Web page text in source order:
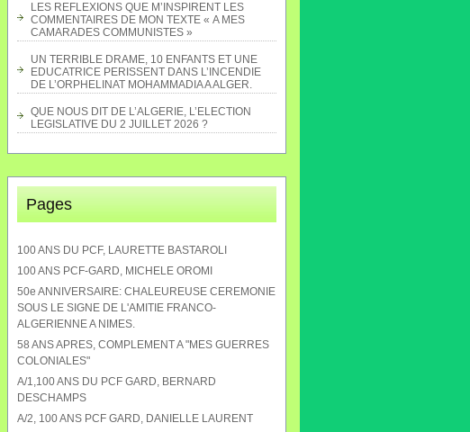
LES REFLEXIONS QUE M’INSPIRENT LES
COMMENTAIRES DE MON TEXTE « A MES
CAMARADES COMMUNISTES »
UN TERRIBLE DRAME, 10 ENFANTS ET UNE
EDUCATRICE PERISSENT DANS L’INCENDIE
DE L’ORPHELINAT MOHAMMADIA A ALGER.
QUE NOUS DIT DE L’ALGERIE, L’ELECTION
LEGISLATIVE DU 2 JUILLET 2026 ?
Pages
100 ANS DU PCF, LAURETTE BASTAROLI
100 ANS PCF-GARD, MICHELE OROMI
50e ANNIVERSAIRE: CHALEUREUSE CEREMONIE
SOUS LE SIGNE DE L'AMITIE FRANCO-
ALGERIENNE A NIMES.
58 ANS APRES, COMPLEMENT A "MES GUERRES
COLONIALES"
A/1,100 ANS DU PCF GARD, BERNARD
DESCHAMPS
A/2, 100 ANS PCF GARD, DANIELLE LAURENT